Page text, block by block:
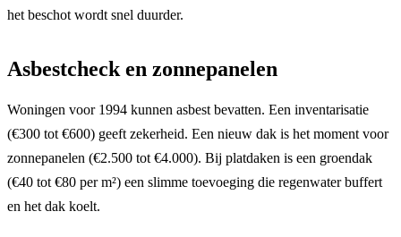
het beschot wordt snel duurder.
Asbestcheck en zonnepanelen
Woningen voor 1994 kunnen asbest bevatten. Een inventarisatie
(€300 tot €600) geeft zekerheid. Een nieuw dak is het moment voor
zonnepanelen (€2.500 tot €4.000). Bij platdaken is een groendak
(€40 tot €80 per m²) een slimme toevoeging die regenwater buffert
en het dak koelt.